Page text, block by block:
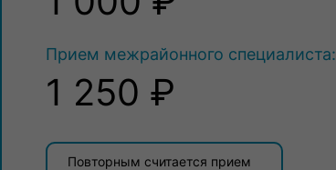
Повторным считается прием
Прием межрайонного специалиста:
1 250 ₽